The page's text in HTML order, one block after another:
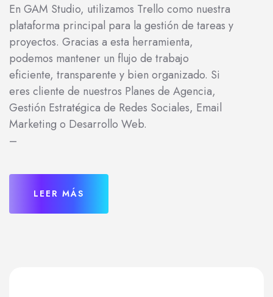
En GAM Studio, utilizamos Trello como nuestra
plataforma principal para la gestión de tareas y
proyectos. Gracias a esta herramienta,
podemos mantener un flujo de trabajo
eficiente, transparente y bien organizado. Si
eres cliente de nuestros Planes de Agencia,
Gestión Estratégica de Redes Sociales, Email
Marketing o Desarrollo Web.
–
LEER MÁS